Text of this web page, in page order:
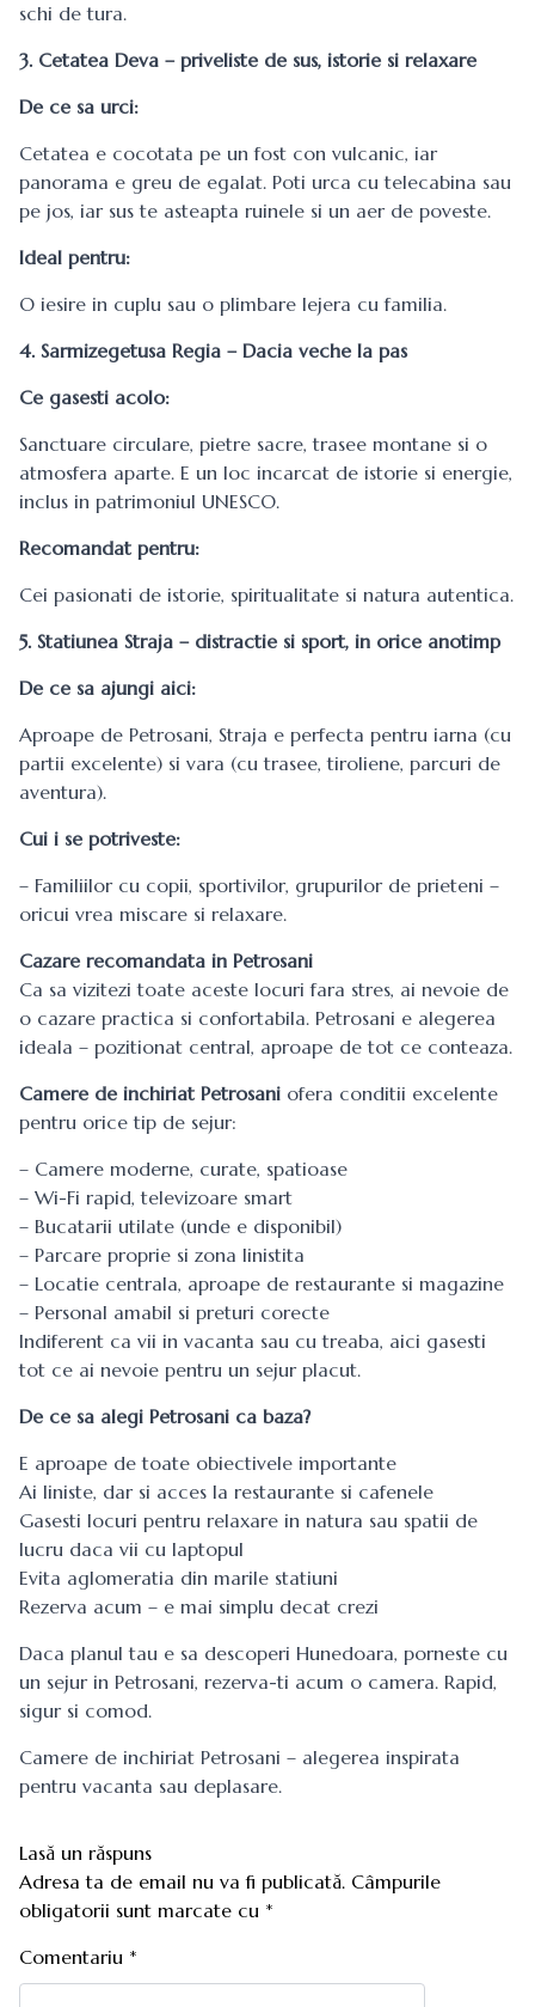
schi de tura.
3. Cetatea Deva – priveliste de sus, istorie si relaxare
De ce sa urci:
Cetatea e cocotata pe un fost con vulcanic, iar
panorama e greu de egalat. Poti urca cu telecabina sau
pe jos, iar sus te asteapta ruinele si un aer de poveste.
Ideal pentru:
O iesire in cuplu sau o plimbare lejera cu familia.
4. Sarmizegetusa Regia – Dacia veche la pas
Ce gasesti acolo:
Sanctuare circulare, pietre sacre, trasee montane si o
atmosfera aparte. E un loc incarcat de istorie si energie,
inclus in patrimoniul UNESCO.
Recomandat pentru:
Cei pasionati de istorie, spiritualitate si natura autentica.
5. Statiunea Straja – distractie si sport, in orice anotimp
De ce sa ajungi aici:
Aproape de Petrosani, Straja e perfecta pentru iarna (cu
partii excelente) si vara (cu trasee, tiroliene, parcuri de
aventura).
Cui i se potriveste:
– Familiilor cu copii, sportivilor, grupurilor de prieteni –
oricui vrea miscare si relaxare.
Cazare recomandata in Petrosani
Ca sa vizitezi toate aceste locuri fara stres, ai nevoie de
o cazare practica si confortabila. Petrosani e alegerea
ideala – pozitionat central, aproape de tot ce conteaza.
Camere de inchiriat Petrosani ofera conditii excelente
pentru orice tip de sejur:
– Camere moderne, curate, spatioase
– Wi-Fi rapid, televizoare smart
– Bucatarii utilate (unde e disponibil)
– Parcare proprie si zona linistita
– Locatie centrala, aproape de restaurante si magazine
– Personal amabil si preturi corecte
Indiferent ca vii in vacanta sau cu treaba, aici gasesti
tot ce ai nevoie pentru un sejur placut.
De ce sa alegi Petrosani ca baza?
E aproape de toate obiectivele importante
Ai liniste, dar si acces la restaurante si cafenele
Gasesti locuri pentru relaxare in natura sau spatii de
lucru daca vii cu laptopul
Evita aglomeratia din marile statiuni
Rezerva acum – e mai simplu decat crezi
Daca planul tau e sa descoperi Hunedoara, porneste cu
un sejur in Petrosani, rezerva-ti acum o camera. Rapid,
sigur si comod.
Camere de inchiriat Petrosani – alegerea inspirata
pentru vacanta sau deplasare.
Lasă un răspuns
Adresa ta de email nu va fi publicată. Câmpurile
obligatorii sunt marcate cu *
Comentariu *